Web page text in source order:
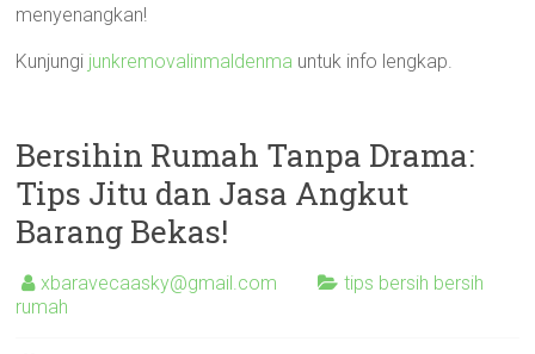
menyenangkan!
Kunjungi junkremovalinmaldenma untuk info lengkap.
Bersihin Rumah Tanpa Drama:
Tips Jitu dan Jasa Angkut
Barang Bekas!
xbaravecaasky@gmail.com
tips bersih bersih
rumah